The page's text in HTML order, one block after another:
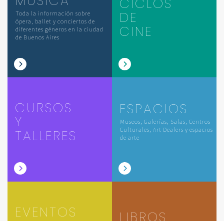
Toda la información sobre
ópera, ballet y conciertos de
diferentes géneros en la ciudad
de Buenos Aires
DE
CINE
CURSOS
Y
TALLERES
ESPACIOS
Museos, Galerías, Salas, Centros
Culturales, Art Dealers y espacios
de arte
EVENTOS LIBROS